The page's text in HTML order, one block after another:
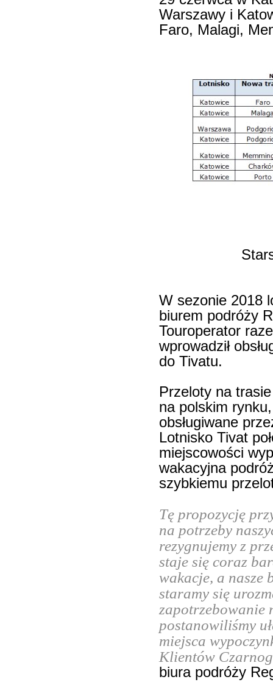
Warszawy i
Faro, Malagi,
W sezonie 2018
biurem podróży
Touroperator
wprowadził
do Tivatu.
Przeloty na
na polskim
obsługiwane
Lotnisko Tivat
miejscowości
wakacyjna
szybkiemu
Tę propozycję
na potrzeby
rezygnujemy z
staje się coraz
wakacje, a nasze
staramy się
zapotrzebowanie
postanowiliśmy
miejsca
Klientów
biura podróży